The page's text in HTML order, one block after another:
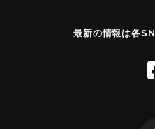
最新の情報は各